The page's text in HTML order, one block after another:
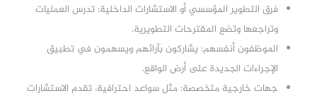
فرق التطوير المؤسسي أو الاستشارات الداخلية: تدرس العمليات
وتراجعها وتضع المقترحات التطويرية.
الموظفون أنفسهم: يشاركون بآرائهم ويسهمون في تطبيق
الإجراءات الجديدة على أرض الواقع.
جهات خارجية متخصصة: مثل سواعد احترافية، تقدم الاستشارات